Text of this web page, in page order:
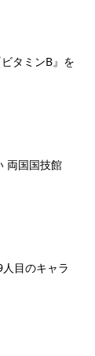
タミンB』を
両国国技館
目のキャラ